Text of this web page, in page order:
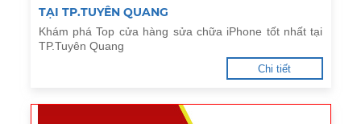
TẠI TP.TUYÊN QUANG
Khám phá Top cửa hàng sửa chữa iPhone tốt nhất tại
TP.Tuyên Quang
Chi tiết